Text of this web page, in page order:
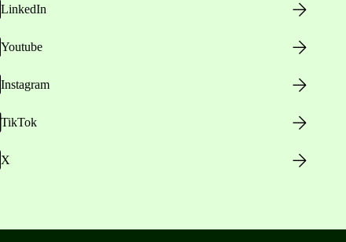
LinkedIn
Youtube
Instagram
TikTok
X